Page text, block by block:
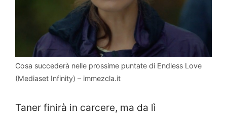
Cosa succederà nelle prossime puntate di Endless Love
(Mediaset Infinity) – immezcla.it
Taner finirà in carcere, ma da lì